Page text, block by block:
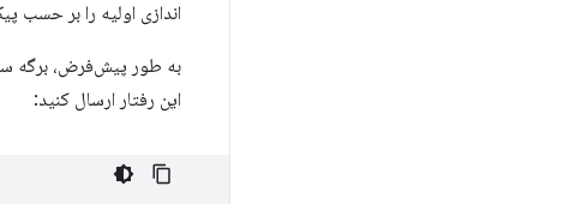
اندازی اولیه را بر حسب
به طور پیش‌فرض، برگه
این رفتار ارسال کنید: